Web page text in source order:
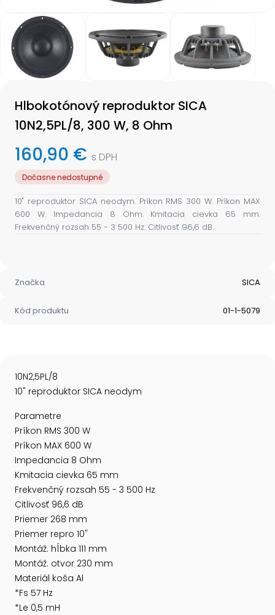
Hlbokotónový reproduktor SICA
10N2,5PL/8, 300 W, 8 Ohm
160,90 € s DPH
Dočasne nedostupné
10" reproduktor SICA neodym. Príkon RMS 300 W. Príkon MAX
600 W. Impedancia 8 Ohm. Kmitacia cievka 65 mm.
Frekvenčný rozsah 55 - 3 500 Hz. Citlivosť 96,6 dB.
Značka SICA
Kód produktu 01-1-5079
10N2,5PL/8
10" reproduktor SICA neodym
Parametre
Príkon RMS 300 W
Príkon MAX 600 W
Impedancia 8 Ohm
Kmitacia cievka 65 mm
Frekvenčný rozsah 55 - 3 500 Hz
Citlivosť 96,6 dB
Priemer 268 mm
Priemer repro 10"
Montáž. hĺbka 111 mm
Montáž. otvor 230 mm
Materiál koša Al
*Fs 57 Hz
*Le 0,5 mH